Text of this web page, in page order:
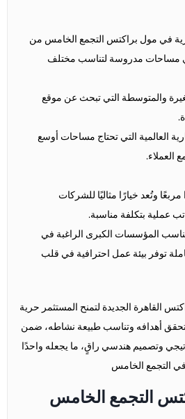
في مول براكتس التجمع الخامس من
وهي مساحات مدروسة لتناسب مختلف
والمتوسطة التي تبحث عن موقع
العالمية التي تحتاج مساحات أوسع
العملاء.
من 60 مترًا مربعًا وتُعد خيارًا مثاليًا للشركات
عملية بتكلفة مناسبة.
المؤسسات الكبرى الراغبة في
توفر بيئة عمل احترافية في قلب
القاهرة الجديدة لتمنح المستثمر حرية
تحقق أهدافه وتناسب طبيعة نشاطه، ضمن
وتصميم هندسي راقٍ، ما يجعله واحدًا
التجمع الخامس
التجمع الخامس